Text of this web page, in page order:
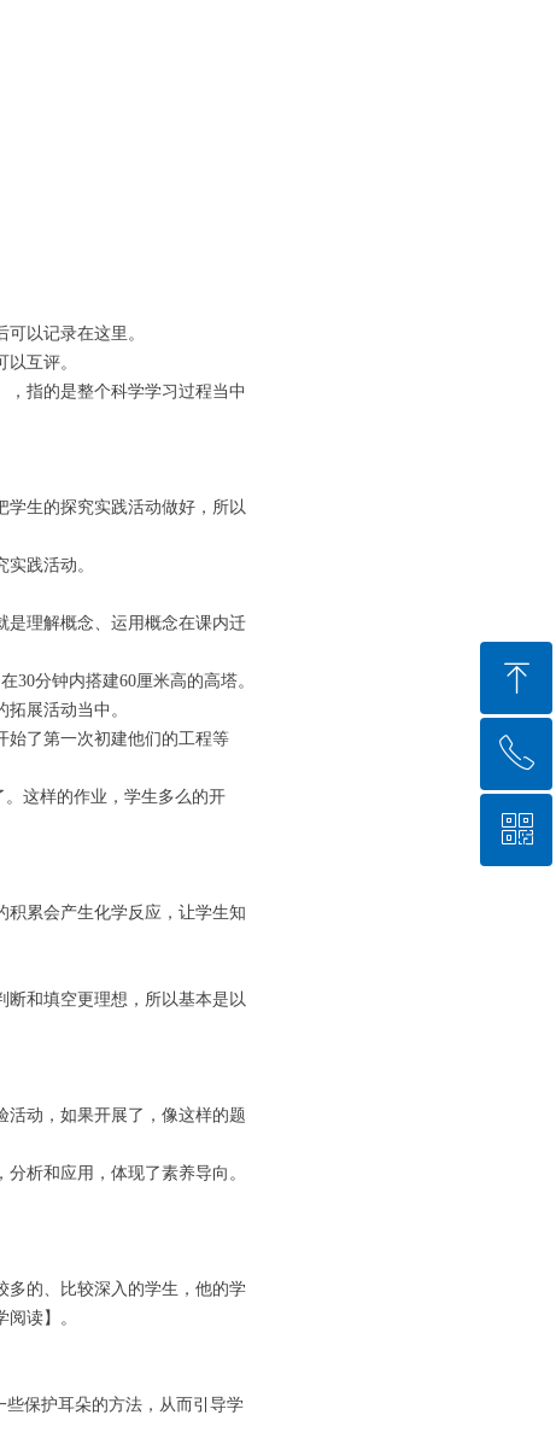
以记录在这里。
以互评。
，指的是整个科学学习过程当中
学生的探究实践活动做好，所以
践活动。
是理解概念、运用概念在课内迁
分钟内搭建60厘米高的高塔。
展活动当中。
始了第一次初建他们的工程等
这样的作业，学生多么的开
积累会产生化学反应，让学生知
断和填空更理想，所以基本是以
活动，如果开展了，像这样的题
析和应用，体现了素养导向。
多的、比较深入的学生，他的学
读】。
保护耳朵的方法，从而引导学
ꁸ
回到顶部
ꂅ
19749942576
ꀥ